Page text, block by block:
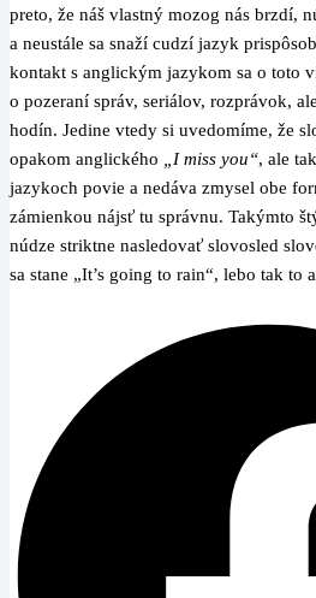
preto, že náš vlastný mozog nás brzdí,
a neustále sa snaží cudzí jazyk
kontakt s anglickým jazykom sa o toto
o pozeraní správ, seriálov, rozprávok,
hodín. Jedine vtedy si uvedomíme, že
opakom anglického „I miss you“, ale
jazykoch povie a nedáva zmysel obe
zámienkou nájsť tu správnu. Takýmto
núdze striktne nasledovať slovosled
sa stane „It’s going to rain“, lebo tak to